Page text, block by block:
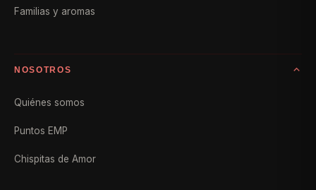
Familias y aromas
NOSOTROS
Quiénes somos
Puntos EMP
Chispitas de Amor